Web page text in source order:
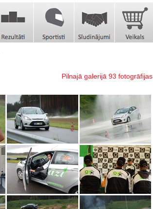
Pilnajā galerijā 93 fotogrāfijas